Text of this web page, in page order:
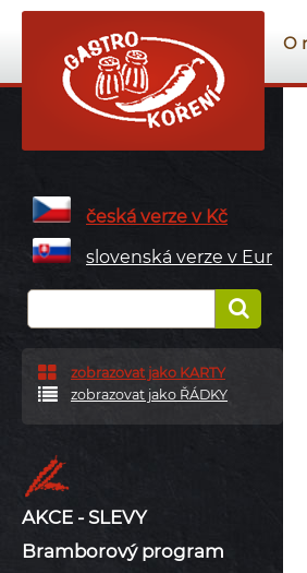
O
česká verze v Kč
slovenská verze v Eur
zobrazovat jako KARTY
zobrazovat jako ŘÁDKY
AKCE - SLEVY
Bramborový program